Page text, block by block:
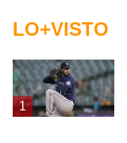
LO+VISTO
1